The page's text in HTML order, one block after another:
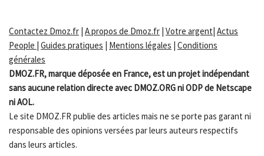
Contactez Dmoz.fr | A propos de Dmoz.fr | Votre argent| Actus
People | Guides pratiques | Mentions légales | Conditions
générales
DMOZ.FR, marque déposée en France, est un projet indépendant
sans aucune relation directe avec DMOZ.ORG ni ODP de Netscape
ni AOL.
Le site DMOZ.FR publie des articles mais ne se porte pas garant ni
responsable des opinions versées par leurs auteurs respectifs
dans leurs articles.